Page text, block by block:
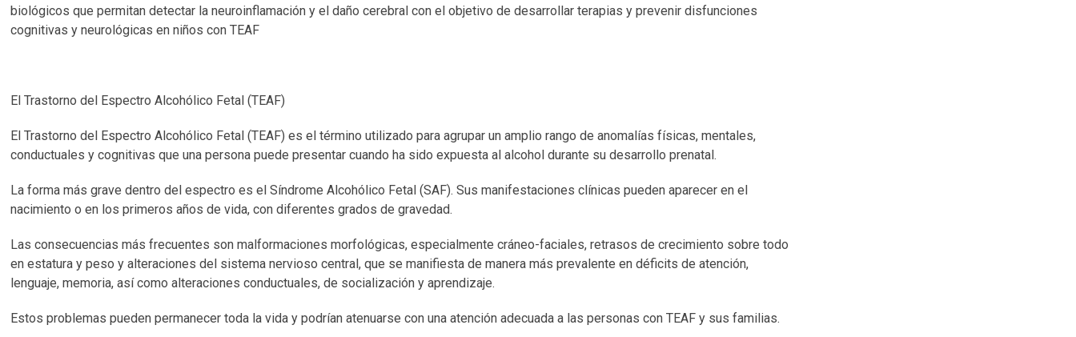
biológicos que permitan detectar la neuroinflamación y el daño cerebral con el objetivo de desarrollar terapias y prevenir disfunciones
cognitivas y neurológicas en niños con TEAF
El Trastorno del Espectro Alcohólico Fetal (TEAF)
El Trastorno del Espectro Alcohólico Fetal (TEAF) es el término utilizado para agrupar un amplio rango de anomalías físicas, mentales,
conductuales y cognitivas que una persona puede presentar cuando ha sido expuesta al alcohol durante su desarrollo prenatal.
La forma más grave dentro del espectro es el Síndrome Alcohólico Fetal (SAF). Sus manifestaciones clínicas pueden aparecer en el
nacimiento o en los primeros años de vida, con diferentes grados de gravedad.
Las consecuencias más frecuentes son malformaciones morfológicas, especialmente cráneo-faciales, retrasos de crecimiento sobre todo
en estatura y peso y alteraciones del sistema nervioso central, que se manifiesta de manera más prevalente en déficits de atención,
lenguaje, memoria, así como alteraciones conductuales, de socialización y aprendizaje.
Estos problemas pueden permanecer toda la vida y podrían atenuarse con una atención adecuada a las personas con TEAF y sus familias.